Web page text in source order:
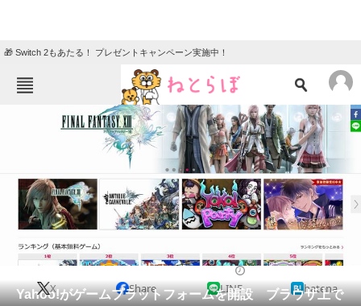
🎁 Switch 2もあたる！ プレゼントキャンペーン実施中！
ねとらぼメニュー
ニュース
クイズ
グルメ 地域
住まい 教育・育児
動物 リサーチ
会員記事
Yahoo!がゲームプラットフォームを開設 ブラウザ上で
X Share LINE hatena